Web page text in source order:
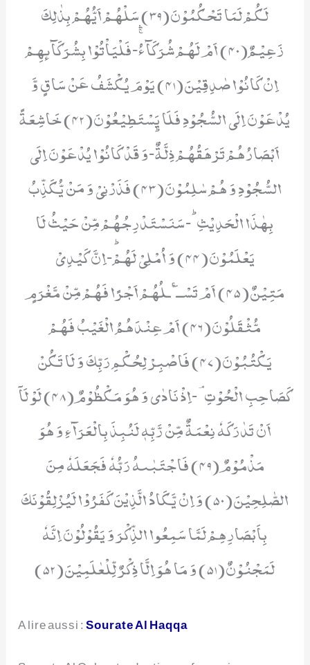
لَكُمْ لَمَا تَحْكُمُوْنَ(39) سَلْهُمْ اَیُّهُمْ بِذٰلِكَ
زَعِیْمٌ(40) اَمْ لَهُمْ شُرَكَآءُۚۛ-فَلْیَاْتُوْا بِشُرَكَآىٕهِمْ
اِنْ كَانُوْا صٰدِقِیْنَ(41) یَوْمَ یُكْشَفُ عَنْ سَاقٍ وَّ
یُدْعَوْنَ اِلَى السُّجُوْدِ فَلَا یَسْتَطِیْعُوْنَ(42) خَاشِعَةً
اَبْصَارُهُمْ تَرْهَقُهُمْ ذِلَّةٌؕ-وَ قَدْ كَانُوْا یُدْعَوْنَ اِلَى
السُّجُوْدِ وَ هُمْ سٰلِمُوْنَ(43) فَذَرْنِیْ وَ مَنْ یُّكَذِّبُ
بِهٰذَا الْحَدِیْثِؕ-سَنَسْتَدْرِجُهُمْ مِّنْ حَیْثُ لَا
یَعْلَمُوْنَ(44) وَ اُمْلِیْ لَهُمْؕ-اِنَّ كَیْدِیْ
مَتِیْنٌ(45) اَمْ تَسْــٴَـلُهُمْ اَجْرًا فَهُمْ مِّنْ مَّغْرَمٍ
مُّثْقَلُوْنَ(46) اَمْ عِنْدَهُمُ الْغَیْبُ فَهُمْ
یَكْتُبُوْنَ(47) فَاصْبِرْ لِحُكْمِ رَبِّكَ وَ لَا تَكُنْ
كَصَاحِبِ الْحُوْتِۘ-اِذْ نَادٰى وَ هُوَ مَكْظُوْمٌ(48) لَوْ لَاۤ
اَنْ تَدٰرَكَهٗ نِعْمَةٌ مِّنْ رَّبِّهٖ لَنُبِذَ بِالْعَرَآءِ وَ هُوَ
مَذْمُوْمٌ(49) فَاجْتَبٰىهُ رَبُّهٗ فَجَعَلَهٗ مِنَ
الصّٰلِحِیْنَ(50) وَ اِنْ یَّكَادُ الَّذِیْنَ كَفَرُوْا لَیُزْلِقُوْنَكَ
بِاَبْصَارِهِمْ لَمَّا سَمِعُوا الذِّكْرَ وَ یَقُوْلُوْنَ اِنَّهٗ
لَمَجْنُوْنٌ(51) وَ مَا هُوَ اِلَّا ذِكْرٌ لِّلْعٰلَمِیْنَ(52)
A lire aussi :Sourate Al Haqqa